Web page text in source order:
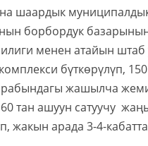
муниципалдык
борбордук базарынын
менен атайын
бүткөрүлүп,
жашылча
тан ашуун сатуучу
жакын арада 3-4-